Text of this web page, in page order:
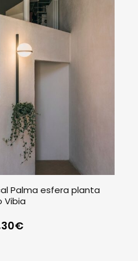
Palma esfera planta
Vibia
€